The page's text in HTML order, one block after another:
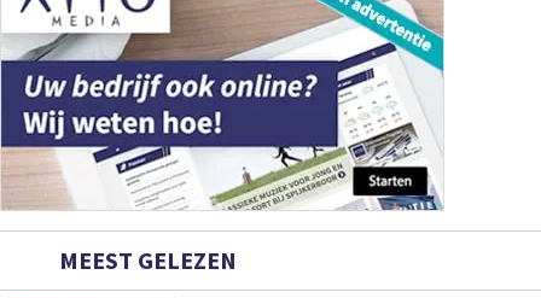
MEEST GELEZEN